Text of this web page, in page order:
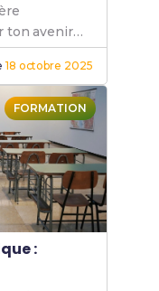
ton avenir
18 octobre 2025
FORMATION
: